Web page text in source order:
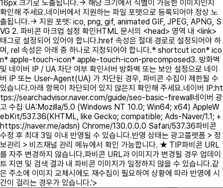
16px 크기로 노출됩니다.→ 해당 크기에서 식별이 가능한 이미지인지
확인해 주세요.네이버에서 지원하는 파일 포맷으로 등록되어야 정상 노
출됩니다.→ 지원 포맷: ico, png, gif, animated GIF, JPEG, APNG, S
VG 2. 파비콘 마크업 설정 확인HTML 문서의 <head> 영역 내 <link>
태그로 설정되어 있어야 합니다.href 속성은 절대 경로로 설정되어야 하
며, rel 속성은 아래 중 하나로 지정되어야 합니다.* shortcut icon* ico
n* apple-touch-icon* apple-touch-icon-precomposed3. 방화벽
및 네이버 IP / UA 차단 여부 확인서버 방화벽 또는 보안 설정으로 네이
버 IP 또는 User-Agent(UA) 가 차단된 경우, 파비콘 수집이 제한될 수
있습니다.아래 항목이 차단되어 있지 않은지 확인해 주세요.네이버 IP:ht
tps://searchadvisor.naver.com/guide/seo-basic-firewall네이버 광
고 수집 UA:Mozilla/5.0 (Windows NT 10.0; Win64; x64) AppleW
ebKit/537.36(KHTML, like Gecko; compatible; Ads-Naver/1.1; +
https://naver.me/adsn) Chrome/130.0.0.0 Safari/537.36파비콘
수정 후 최대 3일 이내 반영될 수 있습니다.반영 상태는 광고플랫폼 > 정
보관리 > 비즈채널 관리 메뉴에서 확인 가능합니다. ★ TIP파비콘 URL
를 자주 변경하지 않습니다.파비콘 URL과 이미지가 변경될 경우 업데이
트 지연 및 검색 결과 내 파비콘 이미지가 일정하지 않을 수 있습니다.같
은 주소에 이미지 교체시에도 재수집이 필요하여 상황에 따라 반영에 시
간이 걸리는 경우가 있습니다.'>